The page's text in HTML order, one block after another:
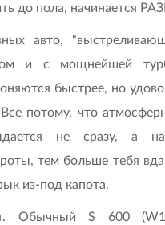
до пола, начинается
авто,
и с мощнейшей
быстрее, но
потому, что
не сразу, а
тем больше тебя
из-под капота.
Обычный S 600